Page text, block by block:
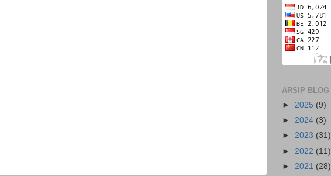
ARSIP BLOG
► 2025 (9)
► 2024 (3)
► 2023 (31)
► 2022 (11)
► 2021 (28)